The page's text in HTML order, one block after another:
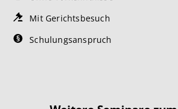
Mit Gerichtsbesuch
Schulungsanspruch